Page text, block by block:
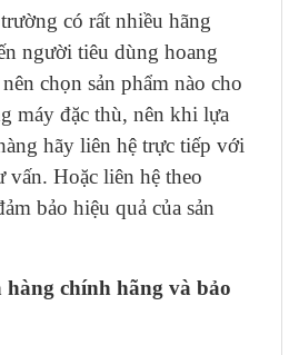
có rất nhiều hãng
người tiêu dùng hoang
chọn sản phẩm nào cho
máy đặc thù, nên khi lựa
hãy liên hệ trực tiếp với
Hoặc liên hệ theo
bảo hiệu quả của sản
hàng chính hãng và bảo